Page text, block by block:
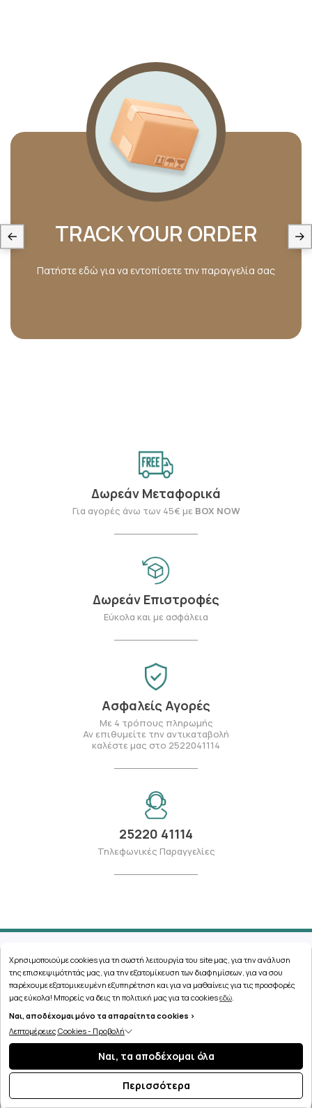
TRACK YOUR ORDER
Πατήστε εδώ για να εντοπίσετε την παραγγελία σας
Δωρεάν Μεταφορικά
Για αγορές άνω των 45€ με BOX NOW
Δωρεάν Επιστροφές
Εύκολα και με ασφάλεια
Ασφαλείς Αγορές
Με 4 τρόπους πληρωμής
Αν επιθυμείτε την αντικαταβολή
καλέστε μας στο 2522041114
25220 41114
Τηλεφωνικές Παραγγελίες
Blog
Χρησιμοποιούμε cookies για τη σωστή λειτουργία του site μας, για την ανάλυση
της επισκεψιμότητάς μας, για την εξατομίκευση των διαφημίσεων, για να σου
παρέχουμε εξατομικευμένη εξυπηρέτηση και για να μαθαίνεις για τις προσφορές
μας εύκολα! Μπορείς να δεις τη πολιτική μας για τα cookiesεδώ.
Ναι, αποδέχομαι μόνο τα απαραίτητα cookies >
Λεπτομέρειες Cookies - Προβολή
Ναι, τα αποδέχομαι όλα
Περισσότερα